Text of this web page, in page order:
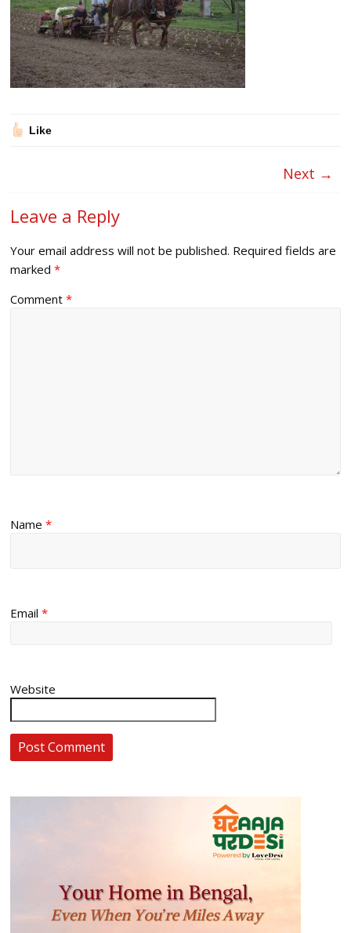
Like
Next →
Leave a Reply
Your email address will not be published. Required fields are
marked*
Comment*
Name*
Email*
Website